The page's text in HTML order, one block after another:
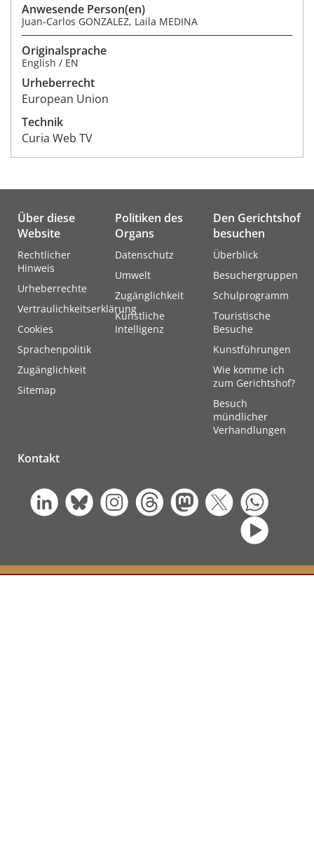
Anwesende Person(en)
Juan-Carlos GONZALEZ, Laila MEDINA
Originalsprache
English / EN
Urheberrecht
European Union
Technik
Curia Web TV
Über diese
Website
Rechtlicher
Hinweis
Urheberrechte
Vertraulichkeitserklärung
Cookies
Sprachenpolitik
Zugänglichkeit
Sitemap
Politiken des
Organs
Datenschutz
Umwelt
Zugänglichkeit
Künstliche
Intelligenz
Den Gerichtshof
besuchen
Überblick
Besuchergruppen
Schulprogramm
Touristische
Besuche
Kunstführungen
Wie komme ich
zum Gerichtshof?
Besuch
mündlicher
Verhandlungen
Kontakt